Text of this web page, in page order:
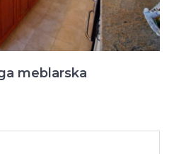
meblarska